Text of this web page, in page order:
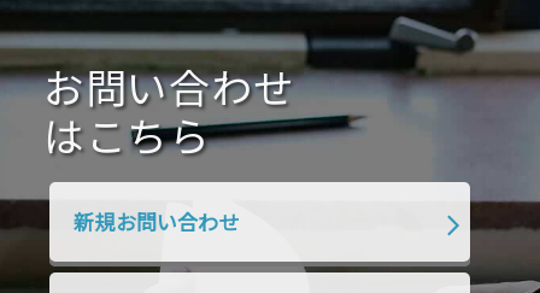
2020年10月 2020年9月 2020年8月
2020年7月 2020年6月 2020年5月
2020年4月 2020年3月 2020年2月
2019年10月 2019年9月
お問い合わせ
はこちら
新規お問い合わせ